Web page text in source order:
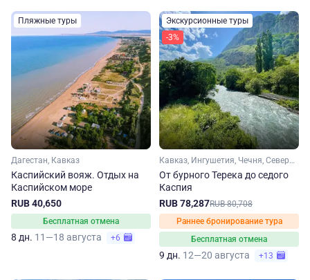
Пляжные туры
Дагестан, Кавказ
Каспийский вояж. Отдых на
Каспийском море
RUB 40,650
Бесплатная отмена
8 дн. 11—18 августа +6
Экскурсионные туры
-3%
Кавказ, Ингушетия, Чечня, Северная Осетия, Дагестан
От бурного Терека до седого
Каспия
RUB 78,287RUB 80,708
Раннее бронирование тура
Бесплатная отмена
9 дн. 12—20 августа +13